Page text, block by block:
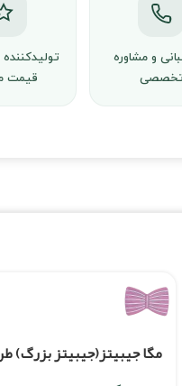
و مشاوره
تخصصی
قیمت
مگا جیبیتز(جیبیتز بزرگ)